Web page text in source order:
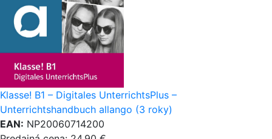
Klasse! B1 – Digitales UnterrichtsPlus –
Unterrichtshandbuch allango (3 roky)
EAN: NP20060714200